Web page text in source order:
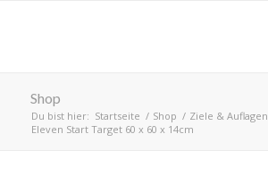
Shop
Du bist hier: Startseite / Shop / Ziele & Auflagen
Eleven Start Target 60 x 60 x 14cm